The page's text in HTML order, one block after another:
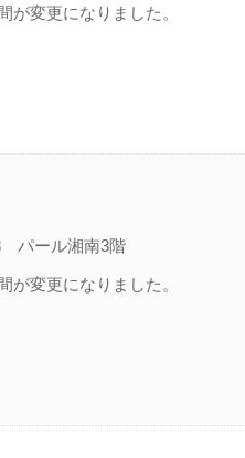
が変更になりました。
パール湘南3階
が変更になりました。